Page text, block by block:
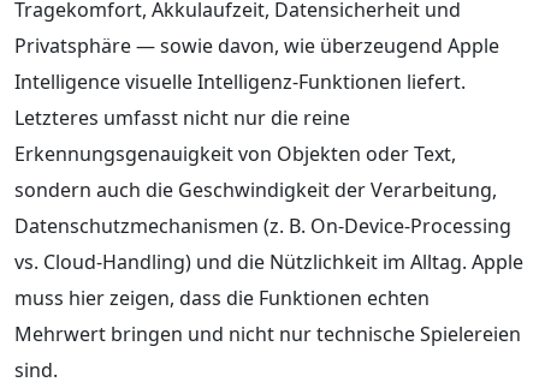
Tragekomfort, Akkulaufzeit, Datensicherheit und
Privatsphäre — sowie davon, wie überzeugend Apple
Intelligence visuelle Intelligenz-Funktionen liefert.
Letzteres umfasst nicht nur die reine
Erkennungsgenauigkeit von Objekten oder Text,
sondern auch die Geschwindigkeit der Verarbeitung,
Datenschutzmechanismen (z. B. On-Device-Processing
vs. Cloud-Handling) und die Nützlichkeit im Alltag. Apple
muss hier zeigen, dass die Funktionen echten
Mehrwert bringen und nicht nur technische Spielereien
sind.